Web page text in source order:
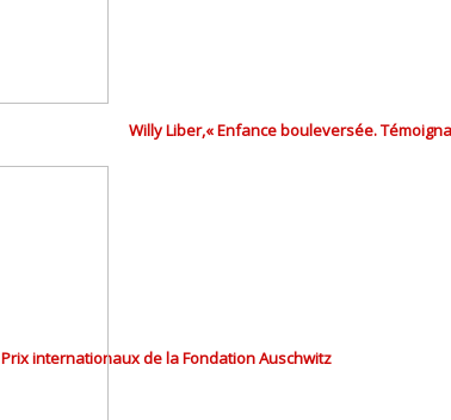
Willy Liber,« Enfance bouleversée.
Prix internationaux de la Fondation Auschwitz